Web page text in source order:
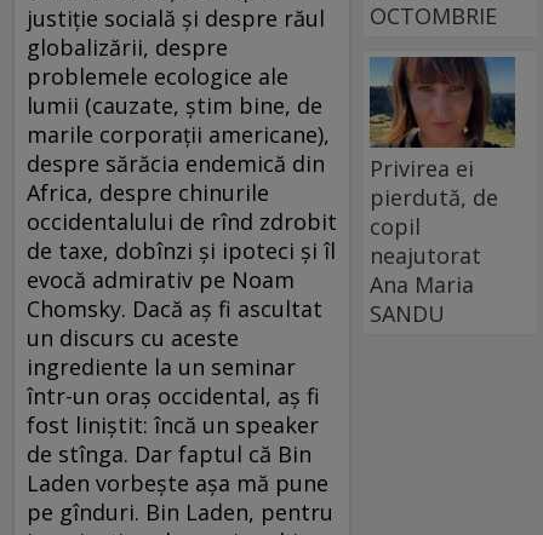
justiţie socială şi despre răul
globalizării, despre
problemele ecologice ale
lumii (cauzate, ştim bine, de
marile corporaţii americane),
despre sărăcia endemică din
Africa, despre chinurile
occidentalului de rînd zdrobit
de taxe, dobînzi şi ipoteci şi îl
evocă admirativ pe Noam
Chomsky. Dacă aş fi ascultat
un discurs cu aceste
ingrediente la un seminar
într-un oraş occidental, aş fi
fost liniştit: încă un speaker
de stînga. Dar faptul că Bin
Laden vorbeşte aşa mă pune
pe gînduri. Bin Laden, pentru
OCTOMBRIE
Privirea ei
pierdută, de
copil
neajutorat
Ana Maria
SANDU